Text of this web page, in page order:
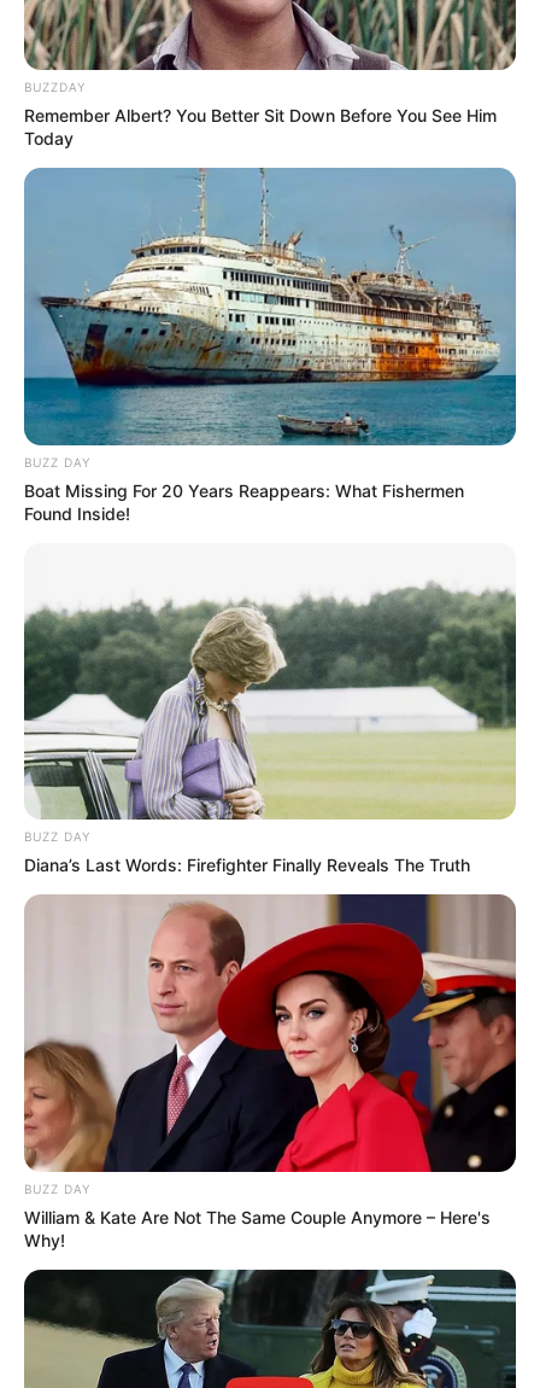
Como Fazer em Casa
Como Fazer em Casa
BUZZDAY
Remember Albert? You Better Sit Down Before You See Him
Today
BUZZ DAY
Boat Missing For 20 Years Reappears: What Fishermen
Found Inside!
BUZZ DAY
Diana’s Last Words: Firefighter Finally Reveals The Truth
BUZZ DAY
William & Kate Are Not The Same Couple Anymore – Here's
Why!